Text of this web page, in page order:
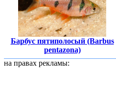
Барбус пятиполосый (Barbus
pentazona)
на правах рекламы: